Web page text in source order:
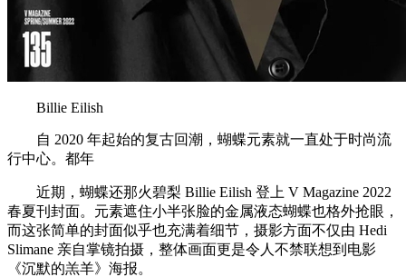
Billie Eilish
自 2020 年起始的复古回潮，蝴蝶元素就一直处于时尚流
行中心。都年
近期，蝴蝶还那火碧梨 Billie Eilish 登上 V Magazine 2022
春夏刊封面。元素遮住小半张脸的金属液态蝴蝶也格外抢眼，
而这张简单的封面似乎也充满着细节，摄影方面不仅由 Hedi
Slimane 亲自掌镜拍摄，整体画面更是令人不禁联想到电影
《沉默的羔羊》海报。